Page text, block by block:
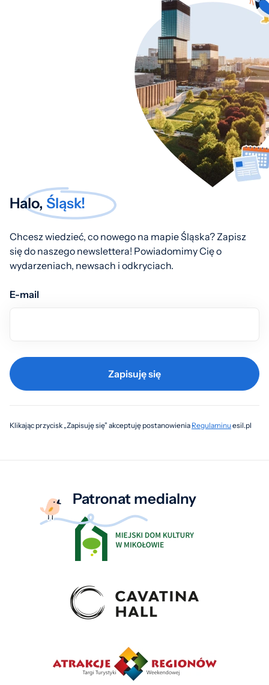
Halo, Śląsk!
Chcesz wiedzieć, co nowego na mapie Śląska? Zapisz
się do naszego newslettera! Powiadomimy Cię o
wydarzeniach, newsach i odkryciach.
E-mail
Zapisuję się
Klikając przycisk „Zapisuję się” akceptuję postanowienia Regulaminuesil.pl
Patronat medialny